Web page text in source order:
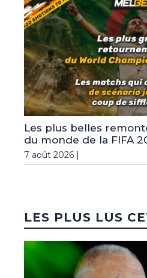
Les plus belles
du monde de la FIFA
7 août 2026 |
LES PLUS LUS